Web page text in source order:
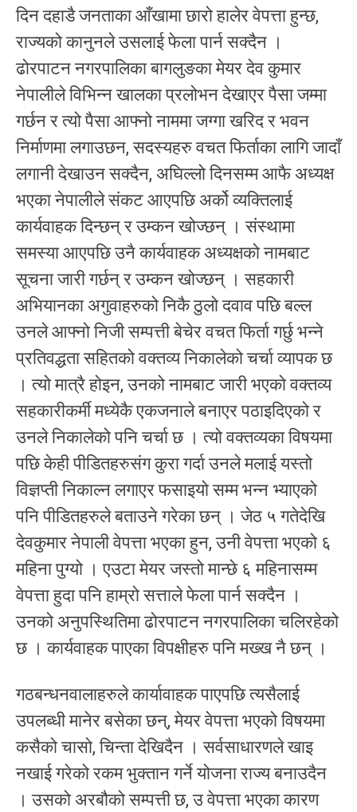
दिन दहाडै जनताका आँखामा छारो हालेर वेपत्ता हुन्छ,
राज्यको कानुनले उसलाई फेला पार्न सक्दैन ।
ढोरपाटन नगरपालिका बागलुङका मेयर देव कुमार
नेपालीले विभिन्न खालका प्रलोभन देखाएर पैसा जम्मा
गर्छन र त्यो पैसा आफ्नो नाममा जग्गा खरिद र भवन
निर्माणमा लगाउछन, सदस्यहरु वचत फिर्ताका लागि जादाँ
लगानी देखाउन सक्दैन, अघिल्लो दिनसम्म आफै अध्यक्ष
भएका नेपालीले संकट आएपछि अर्को व्यक्तिलाई
कार्यवाहक दिन्छन् र उम्कन खोज्छन् । संस्थामा
समस्या आएपछि उनै कार्यवाहक अध्यक्षको नामबाट
सूचना जारी गर्छन् र उम्कन खोज्छन् । सहकारी
अभियानका अगुवाहरुको निकै ठुलो दवाव पछि बल्ल
उनले आफ्नो निजी सम्पत्ती बेचेर वचत फिर्ता गर्छु भन्ने
प्रतिवद्धता सहितको वक्तव्य निकालेको चर्चा व्यापक छ
। त्यो मात्रै होइन, उनको नामबाट जारी भएको वक्तव्य
सहकारीकर्मी मध्येकै एकजनाले बनाएर पठाइदिएको र
उनले निकालेको पनि चर्चा छ । त्यो वक्तव्यका विषयमा
पछि केही पीडितहरुसंग कुरा गर्दा उनले मलाई यस्तो
विज्ञप्ती निकाल्न लगाएर फसाइयो सम्म भन्न भ्याएको
पनि पीडितहरुले बताउने गरेका छन् । जेठ ५ गतेदेखि
देवकुमार नेपाली वेपत्ता भएका हुन, उनी वेपत्ता भएको ६
महिना पुग्यो । एउटा मेयर जस्तो मान्छे ६ महिनासम्म
वेपत्ता हुदा पनि हाम्रो सत्ताले फेला पार्न सक्दैन ।
उनको अनुपस्थितिमा ढोरपाटन नगरपालिका चलिरहेको
छ । कार्यवाहक पाएका विपक्षीहरु पनि मख्ख नै छन् ।
गठबन्धनवालाहरुले कार्यावाहक पाएपछि त्यसैलाई
उपलब्धी मानेर बसेका छन्, मेयर वेपत्ता भएको विषयमा
कसैको चासो, चिन्ता देखिदैन । सर्वसाधारणले खाइ
नखाई गरेको रकम भुक्तान गर्ने योजना राज्य बनाउदैन
। उसको अरबौको सम्पत्ती छ, उ वेपत्ता भएका कारण